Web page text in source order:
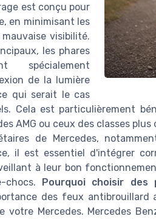
est conçu pour
en minimisant les
visibilité.
les phares
spécialement
de la lumière
qui serait le cas
Cela est particulièrement
AMG ou ceux des classes
de Mercedes,
il est essentiel d'intégrer
à leur bon
Pourquoi choisir des
des feux
Mercedes. Mercedes